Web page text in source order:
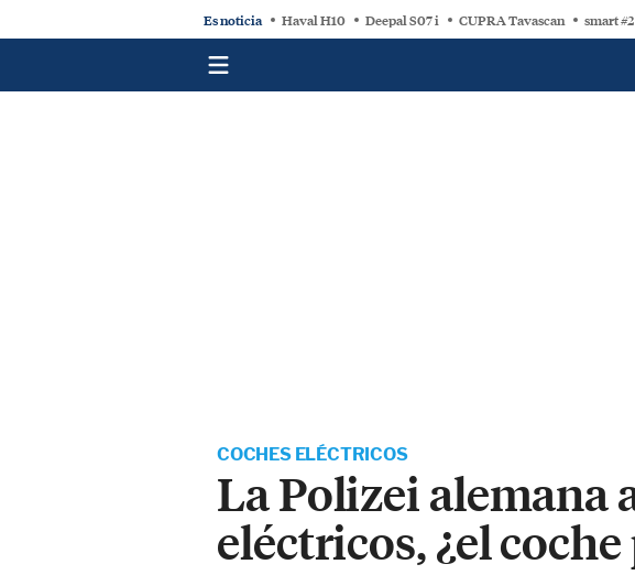
Es noticia Haval H10 Deepal S07 i CUPRA Tavascan smart #2
COCHES ELÉCTRICOS
La Polizei alemana
eléctricos, ¿el